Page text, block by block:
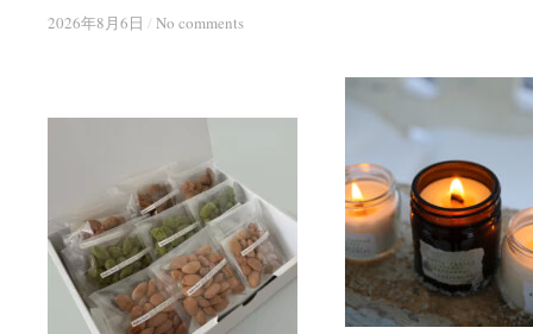
2026年8月6日 / No comments
2026年8月6日 / No comments